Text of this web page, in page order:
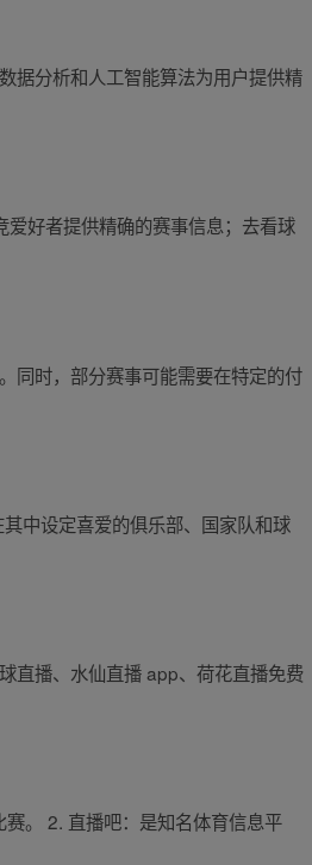
据分析和人工智能算法为用户提供精
好者提供精确的赛事信息；去看球
同时，部分赛事可能需要在特定的付
中设定喜爱的俱乐部、国家队和球
直播、水仙直播 app、荷花直播免费
。 2. 直播吧：是知名体育信息平